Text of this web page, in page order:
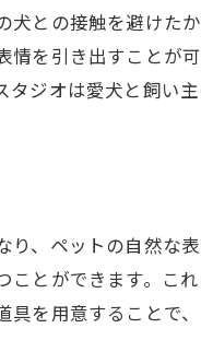
犬との接触を避けた
情を引き出すことが
タジオは愛犬と飼い
り、ペットの自然な
ことができます。こ
具を用意することで